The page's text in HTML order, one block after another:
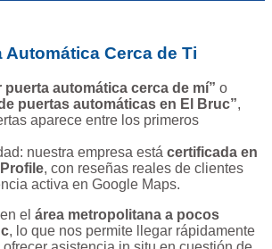
Automática Cerca de Ti
puerta automática cerca de mí” o
puertas automáticas en El Bruc”,
aparece entre los primeros
nuestra empresa está certificada en
, con reseñas reales de clientes
activa en Google Maps.
el área metropolitana a pocos
, lo que nos permite llegar rápidamente